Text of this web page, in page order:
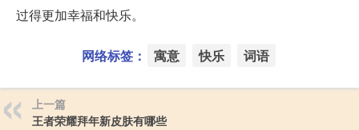
过得更加幸福和快乐。
网络标签： 寓意 快乐 词语
上一篇
王者荣耀拜年新皮肤有哪些